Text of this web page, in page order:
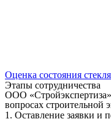
Оценка состояния
Этапы сотрудничества
ООО
вопросах строительной
1. Оставление заявки и